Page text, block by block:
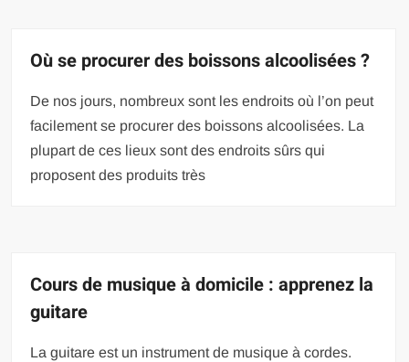
Où se procurer des boissons alcoolisées ?
De nos jours, nombreux sont les endroits où l’on peut
facilement se procurer des boissons alcoolisées. La
plupart de ces lieux sont des endroits sûrs qui
proposent des produits très
Cours de musique à domicile : apprenez la
guitare
La guitare est un instrument de musique à cordes.